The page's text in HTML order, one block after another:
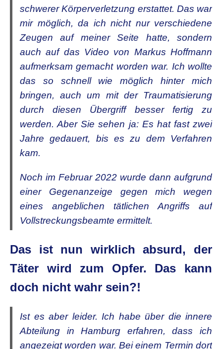
schwerer Körperverletzung erstattet. Das war
mir möglich, da ich nicht nur verschiedene
Zeugen auf meiner Seite hatte, sondern
auch auf das Video von Markus Hoffmann
aufmerksam gemacht worden war. Ich wollte
das so schnell wie möglich hinter mich
bringen, auch um mit der Traumatisierung
durch diesen Übergriff besser fertig zu
werden. Aber Sie sehen ja: Es hat fast zwei
Jahre gedauert, bis es zu dem Verfahren
kam.
Noch im Februar 2022 wurde dann aufgrund
einer Gegenanzeige gegen mich wegen
eines angeblichen tätlichen Angriffs auf
Vollstreckungsbeamte ermittelt.
Das ist nun wirklich absurd, der
Täter wird zum Opfer. Das kann
doch nicht wahr sein?!
Ist es aber leider. Ich habe über die innere
Abteilung in Hamburg erfahren, dass ich
angezeigt worden war. Bei einem Termin dort